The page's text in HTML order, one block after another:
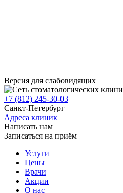
Версия для слабовидящих
+7 (812) 245-30-03
Санкт-Петербург
Адреса клиник
Написать нам
Записаться на приём
Услуги
Цены
Врачи
Акции
О нас